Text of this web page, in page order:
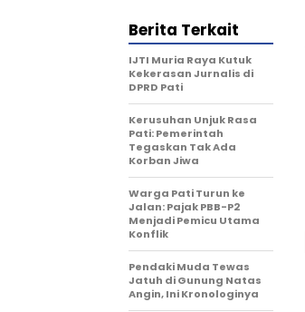
Berita Terkait
IJTI Muria Raya Kutuk
Kekerasan Jurnalis di
DPRD Pati
Kerusuhan Unjuk Rasa
Pati: Pemerintah
Tegaskan Tak Ada
Korban Jiwa
Warga Pati Turun ke
Jalan: Pajak PBB-P2
Menjadi Pemicu Utama
Konflik
Pendaki Muda Tewas
Jatuh di Gunung Natas
Angin, Ini Kronologinya